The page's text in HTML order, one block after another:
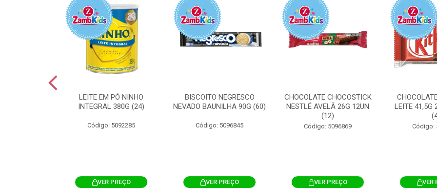
LEITE EM PÓ NINHO
INTEGRAL 380G (24)
Código: 5092285
VER PREÇO
BISCOITO NEGRESCO
NEVADO BAUNILHA 90G (60)
Código: 5096845
VER PREÇO
CHOCOLATE CHOCOSTICK
NESTLÉ AVELÃ 26G 12UN
(12)
Código: 5096869
VER PREÇO
LEITE 41,5G
Código:
VER